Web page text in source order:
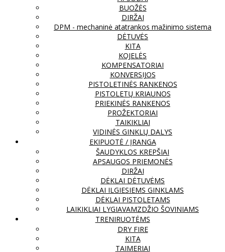
BUOŽĖS
DIRŽAI
DPM - mechaninė atatrankos mažinimo sistema
DĖTUVĖS
KITA
KOJELĖS
KOMPENSATORIAI
KONVERSIJOS
PISTOLETINĖS RANKENOS
PISTOLETŲ KRIAUNOS
PRIEKINĖS RANKENOS
PROŽEKTORIAI
TAIKIKLIAI
VIDINĖS GINKLŲ DALYS
EKIPUOTĖ / ĮRANGA
ŠAUDYKLOS KREPŠIAI
APSAUGOS PRIEMONĖS
DIRŽAI
DĖKLAI DĖTUVĖMS
DĖKLAI ILGIESIEMS GINKLAMS
DĖKLAI PISTOLETAMS
LAIKIKLIAI LYGIAVAMZDŽIO ŠOVINIAMS
TRENIRUOTĖMS
DRY FIRE
KITA
TAIMERIAI